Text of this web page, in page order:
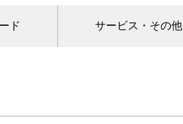
ド サービス・その他